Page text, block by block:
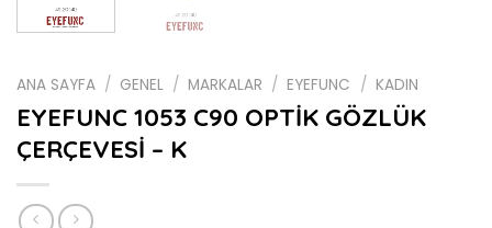
ANA SAYFA / GENEL / MARKALAR / EYEFUNC / KADIN
EYEFUNC 1053 C90 OPTİK GÖZLÜK
ÇERÇEVESİ – K